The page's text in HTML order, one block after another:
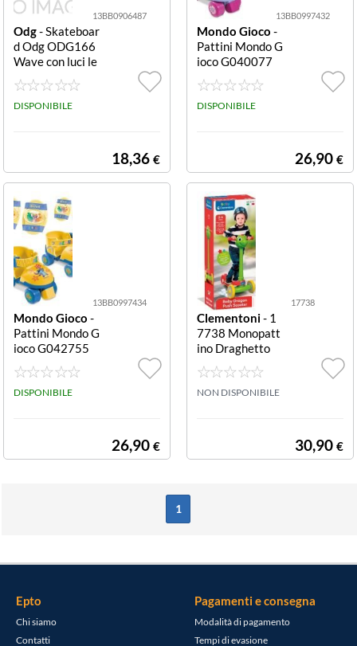
13BB0906487
Odg- Skateboar
d Odg ODG166
Wave con luci le
d Assortito Wav
e con luci led
DISPONIBILE
18,36 €
13BB0997432
Mondo Gioco -
Pattini Mondo G
ioco G040077
DISNEY MINNI
E Baby + protezi
oni Rosa e Lil Ba
DISPONIBILE
26,90 €
13BB0997434
Mondo Gioco -
Pattini Mondo G
ioco G042755
DISNEY STITCH
Baby + protezio
ni Giallo e B Bab
DISPONIBILE
26,90 €
17738
Clementoni- 1
7738 Monopatt
ino Draghetto
Monopattino Dr
aghetto
NON DISPONIBILE
30,90 €
1
Epto
Chi siamo
Contatti
Pagamenti e consegna
Modalità di pagamento
Tempi di evasione